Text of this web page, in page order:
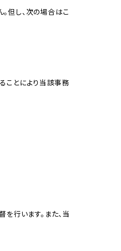
但し、次の場合はこ
ことにより当該事務
行います。また、当